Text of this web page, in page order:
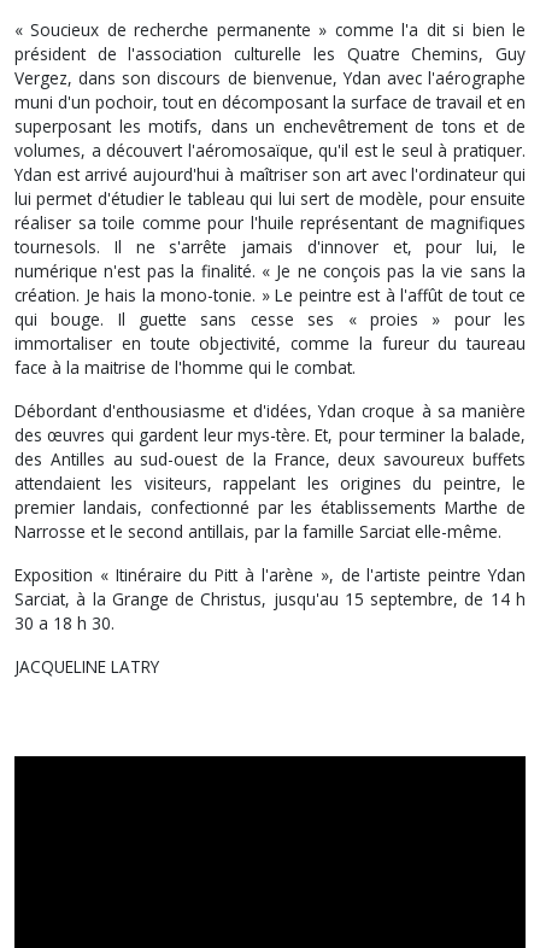
« Soucieux de recherche permanente » comme l'a dit si bien le
président de l'association culturelle les Quatre Chemins, Guy
Vergez, dans son discours de bienvenue, Ydan avec l'aérographe
muni d'un pochoir, tout en décomposant la surface de travail et en
superposant les motifs, dans un enchevêtrement de tons et de
volumes, a découvert l'aéromosaïque, qu'il est le seul à pratiquer.
Ydan est arrivé aujourd'hui à maîtriser son art avec l'ordinateur qui
lui permet d'étudier le tableau qui lui sert de modèle, pour ensuite
réaliser sa toile comme pour l'huile représentant de magnifiques
tournesols. Il ne s'arrête jamais d'innover et, pour lui, le
numérique n'est pas la finalité. « Je ne conçois pas la vie sans la
création. Je hais la mono-tonie. » Le peintre est à l'affût de tout ce
qui bouge. Il guette sans cesse ses « proies » pour les
immortaliser en toute objectivité, comme la fureur du taureau
face à la maitrise de l'homme qui le combat.
Débordant d'enthousiasme et d'idées, Ydan croque à sa manière
des œuvres qui gardent leur mys-tère. Et, pour terminer la balade,
des Antilles au sud-ouest de la France, deux savoureux buffets
attendaient les visiteurs, rappelant les origines du peintre, le
premier landais, confectionné par les établissements Marthe de
Narrosse et le second antillais, par la famille Sarciat elle-même.
Exposition « Itinéraire du Pitt à l'arène », de l'artiste peintre Ydan
Sarciat, à la Grange de Christus, jusqu'au 15 septembre, de 14 h
30 a 18 h 30.
JACQUELINE LATRY